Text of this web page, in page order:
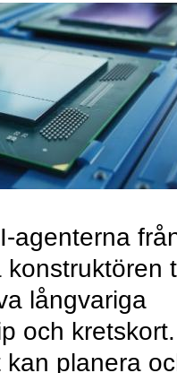
agenterna
långvariga
och kretskort.
kan planera